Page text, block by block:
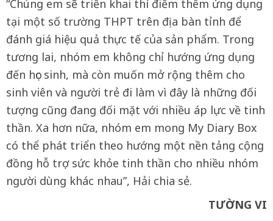
“Chúng em sẽ triển khai thí điểm thêm ứng dụng
tại một số trường THPT trên địa bàn tỉnh để
đánh giá hiệu quả thực tế của sản phẩm. Trong
tương lai, nhóm em không chỉ hướng ứng dụng
đến học sinh, mà còn muốn mở rộng thêm cho
sinh viên và người trẻ đi làm vì đây là những đối
tượng cũng đang đối mặt với nhiều áp lực về tinh
thần. Xa hơn nữa, nhóm em mong My Diary Box
có thể phát triển theo hướng một nền tảng cộng
đồng hỗ trợ sức khỏe tinh thần cho nhiều nhóm
người dùng khác nhau”, Hải chia sẻ.
TƯỜNG VI